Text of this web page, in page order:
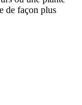
de façon plus